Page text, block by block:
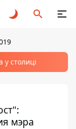
у столиці
мэра